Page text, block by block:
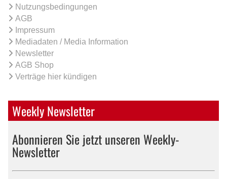
Nutzungsbedingungen
AGB
Impressum
Mediadaten / Media Information
Newsletter
AGB Shop
Verträge hier kündigen
Weekly Newsletter
Abonnieren Sie jetzt unseren Weekly-
Newsletter